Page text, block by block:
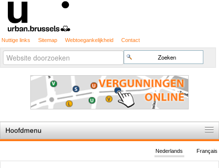
Nuttige links Sitemap Webtoegankelijkheid Contact
Zoek
Geavanceerd
zoeken...
Hoofdmenu
De spelregels
Français
Nederlands